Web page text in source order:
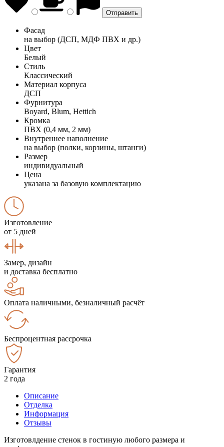
Фасад
на выбор (ДСП, МДФ ПВХ и др.)
Цвет
Белый
Стиль
Классический
Материал корпуса
ДСП
Фурнитура
Boyard, Blum, Hettich
Кромка
ПВХ (0,4 мм, 2 мм)
Внутреннее наполнение
на выбор (полки, корзины, штанги)
Размер
индивидуальный
Цена
указана за базовую комплектацию
Изготовление
от 5 дней
Замер, дизайн
и доставка бесплатно
Оплата наличными, безналичный расчёт
Беспроцентная рассрочка
Гарантия
2 года
Описание
Отделка
Информация
Отзывы
Изготовлдение стенок в гостиную любого размера и